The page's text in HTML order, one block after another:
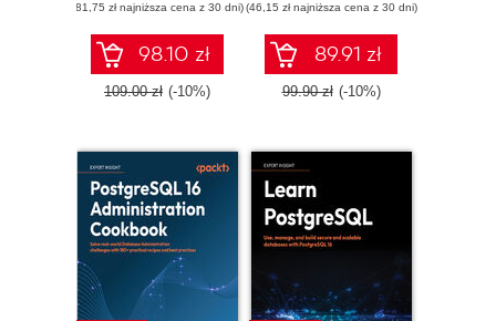
scalable databases
for modern
applications using
open source
databases
(81,75 zł najniższa cena z 30 dni)
98.10 zł
109.00 zł (-10%)
(46,15 zł najniższa cena z 30 dni)
89.91 zł
99.90 zł (-10%)